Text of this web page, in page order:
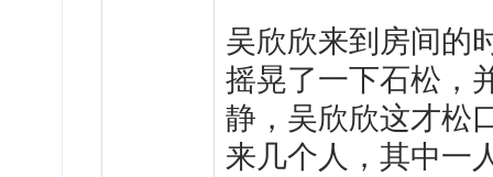
吴欣欣来到房间的
摇晃了一下石松，
静，吴欣欣这才松
来几个人，其中一